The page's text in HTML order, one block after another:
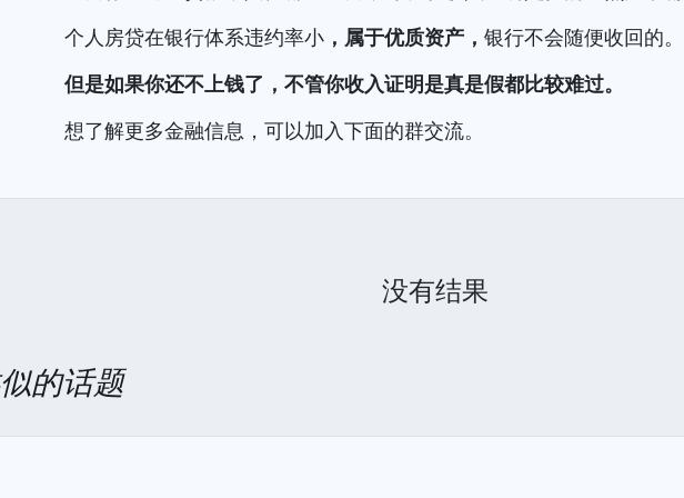
个人房贷在银行体系违约率小 ，属于优质资产，银行不会随便收回的。
但是如果你还不上钱了，不管你收入证明是真是假都比较难过。
想了解更多金融信息，可以加入下面的群交流。
没有结果
的话题